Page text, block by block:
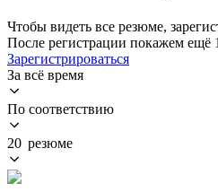
Чтобы видеть все резюме,
После регистрации покажем ещё
Зарегистрироваться
За всё время
По соответствию
20 резюме